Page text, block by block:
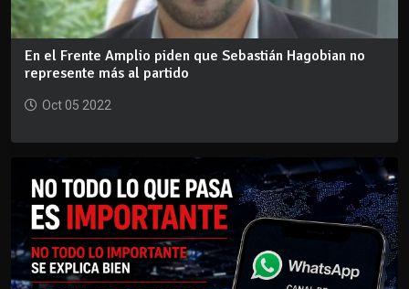
En el Frente Amplio piden que Sebastián Hagobian no
represente más al partido
Oct 05 2022